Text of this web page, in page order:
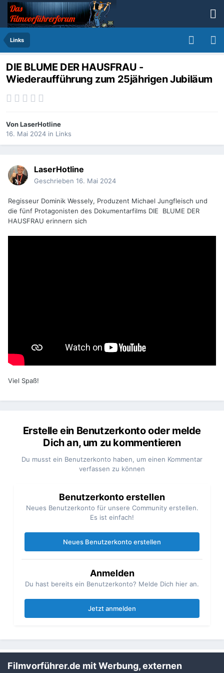
Links
DIE BLUME DER HAUSFRAU -
Wiederaufführung zum 25jährigen Jubiläum
VonLaserHotline
16. Mai 2024 in Links
LaserHotline
Geschrieben 16. Mai 2024
Regisseur Dominik Wessely, Produzent Michael Jungfleisch und
die fünf Protagonisten des Dokumentarfilms DIE BLUME DER
HAUSFRAU erinnern sich
Viel Spaß!
Erstelle ein Benutzerkonto oder melde
Dich an, um zu kommentieren
Du musst ein Benutzerkonto haben, um einen Kommentar
verfassen zu können
Benutzerkonto erstellen
Neues Benutzerkonto für unsere Community erstellen.
Es ist einfach!
Neues Benutzerkonto erstellen
Anmelden
Du hast bereits ein Benutzerkonto? Melde Dich hier an.
Jetzt anmelden
Teilen Folgen
Filmvorführer.de mit Werbung, externen